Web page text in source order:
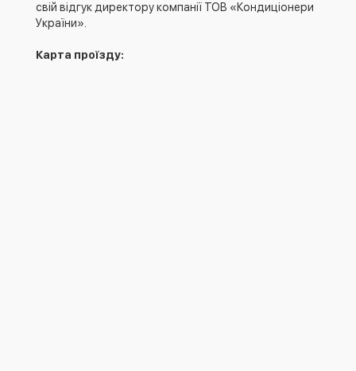
свій відгук директору компанії ТОВ «Кондиціонери
України».
Карта проїзду: